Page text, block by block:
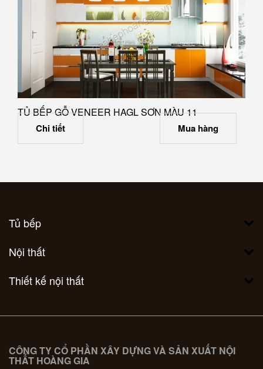
TỦ BẾP GỖ VENEER HAGL SƠN MÀU 11
Chi tiết Mua hàng
Tủ bếp
Nội thất
Thiết kế nội thất
CÔNG TY CỔ PHẦN XÂY DỰNG VÀ SẢN XUẤT NỘI
THẤT HOÀNG GIA